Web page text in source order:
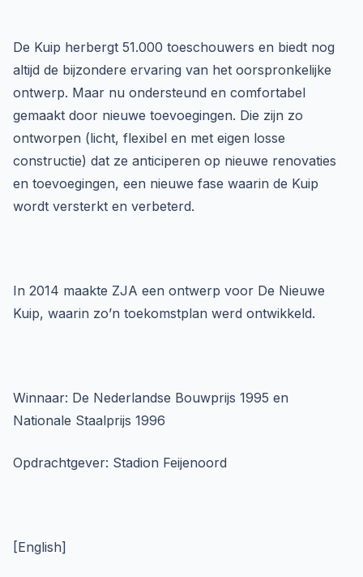
De Kuip herbergt 51.000 toeschouwers en biedt nog
altijd de bijzondere ervaring van het oorspronkelijke
ontwerp. Maar nu ondersteund en comfortabel
gemaakt door nieuwe toevoegingen. Die zijn zo
ontworpen (licht, flexibel en met eigen losse
constructie) dat ze anticiperen op nieuwe renovaties
en toevoegingen, een nieuwe fase waarin de Kuip
wordt versterkt en verbeterd.
In 2014 maakte ZJA een ontwerp voor De Nieuwe
Kuip, waarin zo’n toekomstplan werd ontwikkeld.
Winnaar: De Nederlandse Bouwprijs 1995 en
Nationale Staalprijs 1996
Opdrachtgever: Stadion Feijenoord
[English]